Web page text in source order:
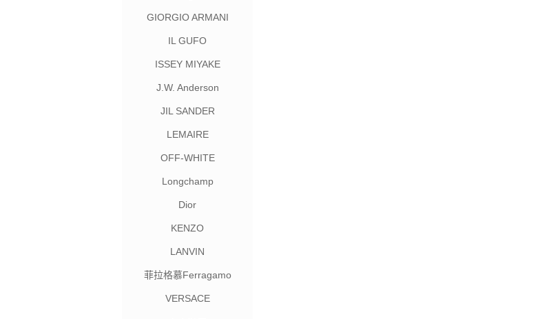
GIORGIO ARMANI
IL GUFO
ISSEY MIYAKE
J.W. Anderson
JIL SANDER
LEMAIRE
OFF-WHITE
Longchamp
Dior
KENZO
LANVIN
菲拉格慕Ferragamo
VERSACE